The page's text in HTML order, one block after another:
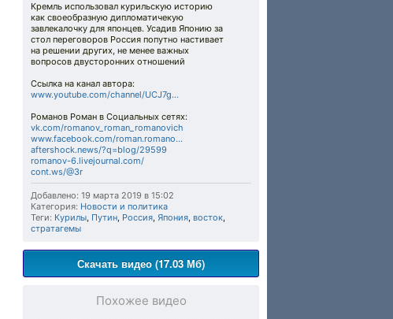
Кремль использовал курильскую историю
как своеобразную дипломатичекую
завлекалочку для японцев. Усадив Японию за
стол переговоров Россия попутно настивает
на решении других, не менее важных
вопросов двусторонних отношений
Ссылка на канал автора:
www.youtube.com/channel/UCJ7g...
Романов Роман в Социальных сетях:
vk.com/romanov_roman_romanovich
www.facebook.com/roman.romano...
aftershock.news/?q=blog/29599
romanov-6.livejournal.com/
cont.ws/@3r
Добавлено: 19 марта 2019 в 15:02
Категория: Новости и политика
Теги: Курилы, Путин, Россия, Япония, восток,
стратагемы
Скачать видео (17.03 Мб)
Похожее видео